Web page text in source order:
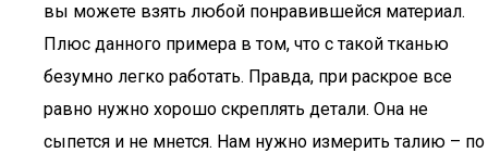
вы можете взять любой понравившейся материал.
Плюс данного примера в том, что с такой тканью
безумно легко работать. Правда, при раскрое все
равно нужно хорошо скреплять детали. Она не
сыпется и не мнется. Нам нужно измерить талию – по